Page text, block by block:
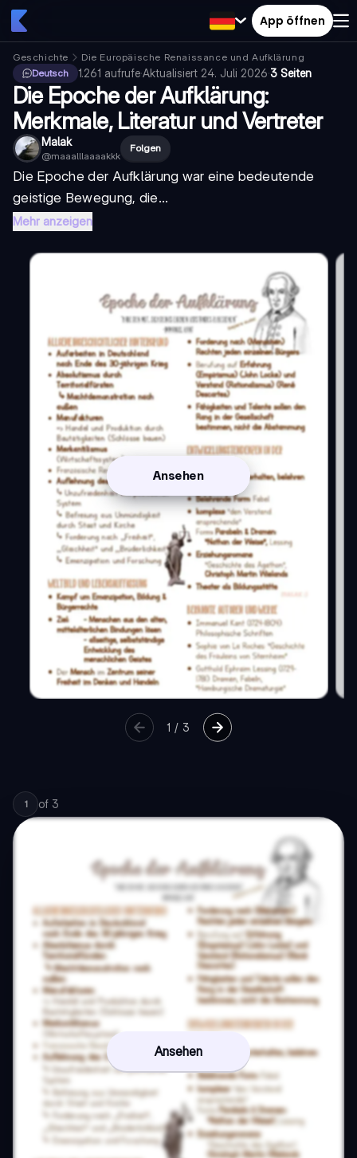
App öffnen
Geschichte
Die Europäische Renaissance und Aufklärung
Deutsch
1.261 aufrufe·Aktualisiert 24. Juli 2026·3 Seiten
Die Epoche der Aufklärung:
Merkmale, Literatur und Vertreter
Malak
@maaalllaaaakkk
Folgen
Die Epoche der Aufklärung war eine bedeutende
geistige Bewegung, die...
Mehr anzeigen
Ansehen
1 / 3
1 of 3
Ansehen